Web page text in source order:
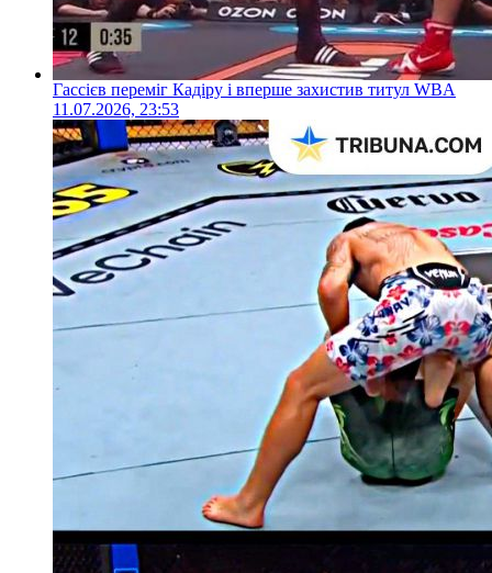
Гассієв переміг Кадіру і вперше захистив титул WBA
11.07.2026, 23:53